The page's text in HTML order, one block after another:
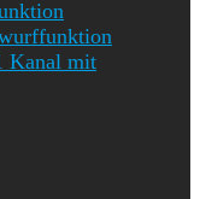
Kanal mit